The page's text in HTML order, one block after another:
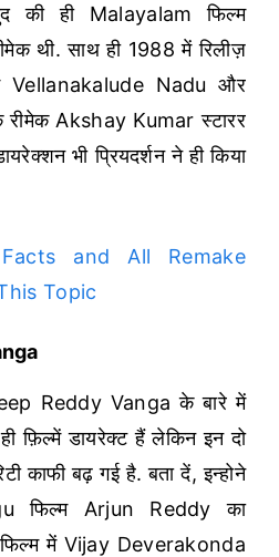
की ही Malayalam फिल्म
थी.साथ ही 1988 में रिलीज़
Vellanakalude Nadu और
रीमेक Akshay Kumar स्टारर
भी प्रियदर्शन ने ही किया
and All Remake
Topic
Reddy Vanga के बारे में
फ़िल्में डायरेक्ट हैं लेकिन इन दो
काफी बढ़ गई है.बता दें, इन्होने
फिल्म Arjun Reddy का
फिल्म में Vijay Deverakonda